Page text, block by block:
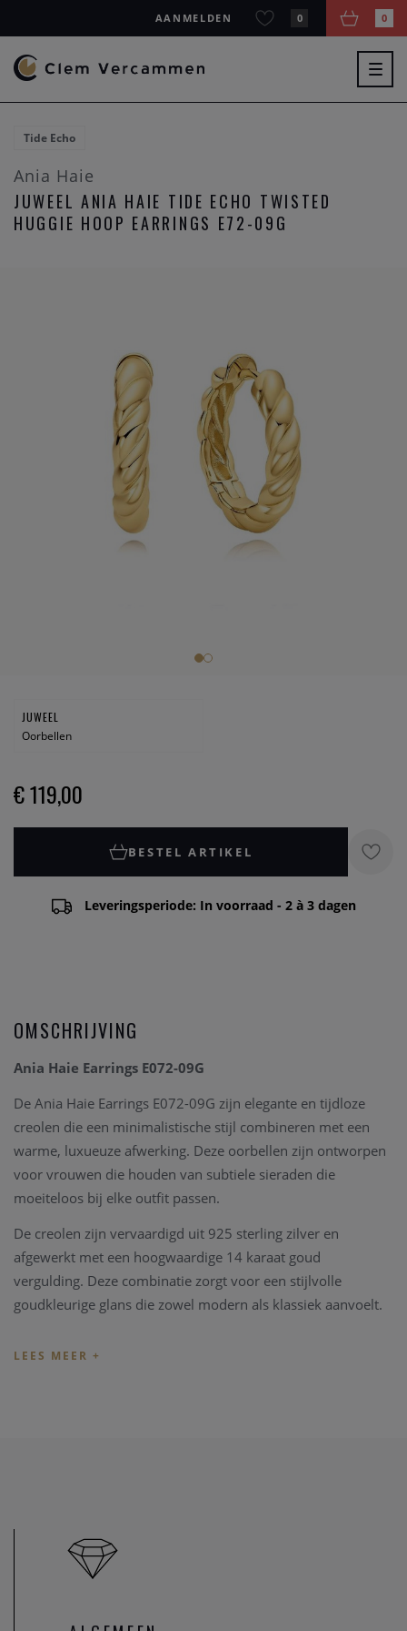
AANMELDEN 0 0
Tide Echo
Ania Haie
JUWEEL ANIA HAIE TIDE ECHO TWISTED
HUGGIE HOOP EARRINGS E72-09G
JUWEEL
Oorbellen
€ 119,00
BESTEL ARTIKEL
Leveringsperiode: In voorraad - 2 à 3 dagen
OMSCHRIJVING
Ania Haie Earrings E072-09G
De Ania Haie Earrings E072-09G zijn elegante en tijdloze
creolen die een minimalistische stijl combineren met een
warme, luxueuze afwerking. Deze oorbellen zijn ontworpen
voor vrouwen die houden van subtiele sieraden die
moeiteloos bij elke outfit passen.
De creolen zijn vervaardigd uit 925 sterling zilver en
afgewerkt met een hoogwaardige 14 karaat goud
vergulding. Deze combinatie zorgt voor een stijlvolle
goudkleurige glans die zowel modern als klassiek aanvoelt.
oorbellen ideaal voor dagelijks gebruik, maar ook perfect te
juwelencollectie.
Technische specificaties